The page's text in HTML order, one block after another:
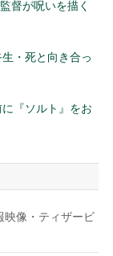
督が呪いを描く
・死と向き合っ
『ソルト』をお
映像・ティザービ